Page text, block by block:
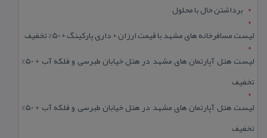
برداشتن خال با محلول
لیست مسافرخانه های مشهد با قیمت ارزان + داری پارکینگ + 50% تخفیف
لیست هتل آپارتمان های مشهد در هتل خیابان طبرسی و فلکه آب + 50%
تخفیف
لیست هتل آپارتمان های مشهد در هتل خیابان طبرسی و فلکه آب + 50%
تخفیف